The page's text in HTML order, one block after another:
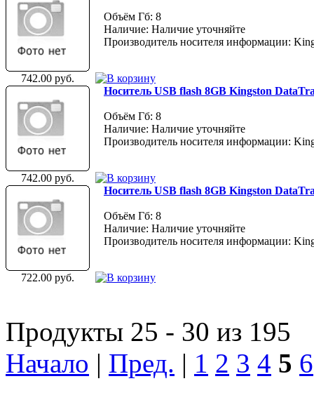
Объём Гб: 8
Наличие: Наличие уточняйте
Производитель носителя информации:
742.00 руб.
Носитель USB flash 8GB Kingston
Объём Гб: 8
Наличие: Наличие уточняйте
Производитель носителя информации:
742.00 руб.
Носитель USB flash 8GB Kingston
Объём Гб: 8
Наличие: Наличие уточняйте
Производитель носителя информации:
722.00 руб.
Продукты 25 - 30 из 195
Начало | Пред. | 1 2 3 4 5 6